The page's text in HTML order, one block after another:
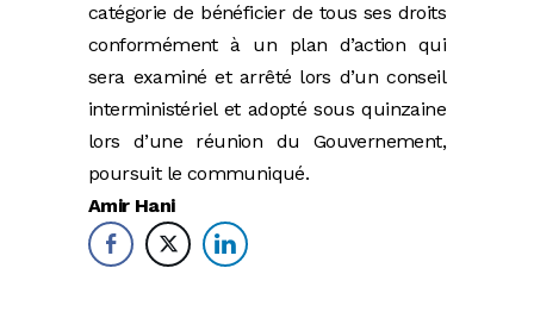
catégorie de bénéficier de tous ses droits
conformément à un plan d’action qui
sera examiné et arrêté lors d’un conseil
interministériel et adopté sous quinzaine
lors d’une réunion du Gouvernement,
poursuit le communiqué.
Amir Hani